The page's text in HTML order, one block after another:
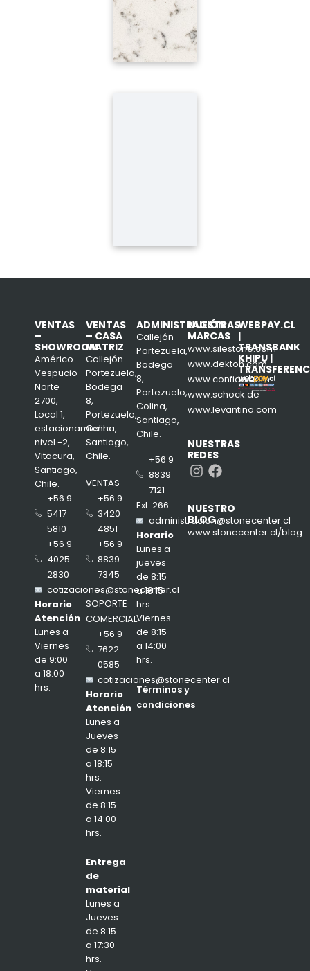
VENTAS
–
SHOWROOM
Américo
Vespucio
Norte
2700,
Local 1,
estacionamiento
nivel -2,
Vitacura,
Santiago,
Chile.
+56 9
5417
5810
+56 9
4025
2830
cotizaciones@stonecenter.cl
Horario
Atención
Lunes a
Viernes
de 9:00
a 18:00
hrs.
VENTAS
– CASA
MATRIZ
Callejón
Portezuela,
Bodega
8,
Portezuelo,
Colina,
Santiago,
Chile.
VENTAS
+56 9
3420
4851
+56 9
8839
7345
SOPORTE
COMERCIAL
+56 9
7622
0585
cotizaciones@stonecenter.cl
Horario
Atención
Lunes a
Jueves
de 8:15
a 18:15
hrs.
Viernes
de 8:15
a 14:00
hrs.
Entrega
de
material
Lunes a
Jueves
de 8:15
a 17:30
hrs.
ADMINISTRACIÓN
Callejón
Portezuela,
Bodega
8,
Portezuelo,
Colina,
Santiago,
Chile.
+56 9
8839
7121
Ext. 266
administracion@stonecenter.cl
Horario
Lunes a
jueves
de 8:15
a 18:15
hrs.
Viernes
de 8:15
a 14:00
hrs.
Términos y
condiciones
NUESTRAS
MARCAS
www.silestone.com
www.dekton.com
www.confiad.com
www.schock.de
www.levantina.com
NUESTRAS
REDES
Instagram
Facebook
NUESTRO
BLOG
www.stonecenter.cl/blog
WEBPAY.CL
|
TRANSBANK
KHIPU |